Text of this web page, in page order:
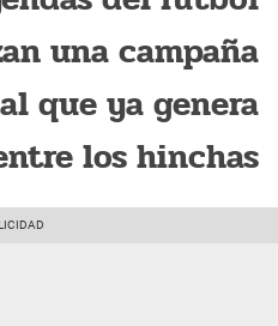
una campaña
que ya genera
los hinchas